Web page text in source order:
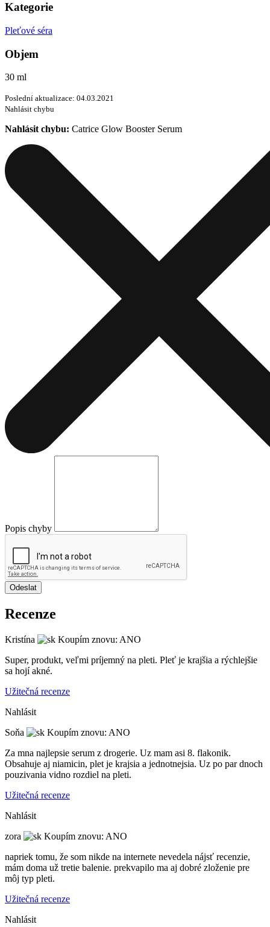
Kategorie
Pleťové séra
Objem
30 ml
Poslední aktualizace: 04.03.2021
Nahlásit chybu
Nahlásit chybu: Catrice Glow Booster Serum
Popis chyby
Odeslat
Recenze
Kristína
Koupím znovu: ANO
Super, produkt, veľmi príjemný na pleti. Pleť je krajšia a rýchlejšie
sa hojí akné.
Užitečná recenze
Nahlásit
Soňa
Koupím znovu: ANO
Za mna najlepsie serum z drogerie. Uz mam asi 8. flakonik.
Obsahuje aj niamicin, plet je krajsia a jednotnejsia. Uz po par dnoch
pouzivania vidno rozdiel na pleti.
Užitečná recenze
Nahlásit
zora
Koupím znovu: ANO
napriek tomu, že som nikde na internete nevedela nájsť recenzie,
mám doma už tretie balenie. prekvapilo ma aj dobré zloženie pre
môj typ pleti.
Užitečná recenze
Nahlásit